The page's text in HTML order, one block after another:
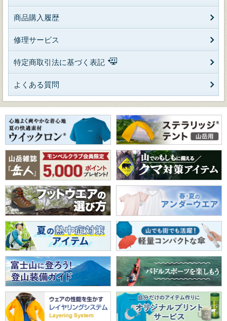
商品購入履歴
修理サービス
特定商取引法に基づく表記
よくある質問